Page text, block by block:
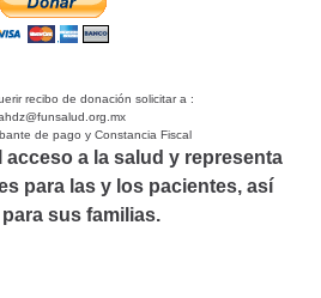
recibo de donación solicitar a :
de pago y Constancia Fiscal
acceso a la salud y representa
para las y los pacientes, así
sus familias.